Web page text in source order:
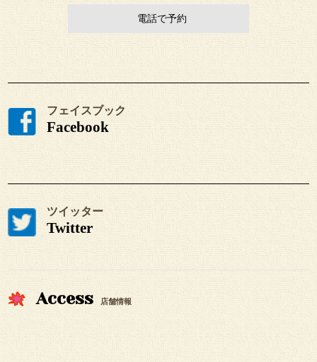
電話で予約
フェイスブック
Facebook
ツイッター
Twitter
Access 店舗情報